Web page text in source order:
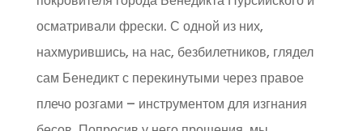
осматривали фрески. С одной из них,
нахмурившись, на нас, безбилетников, глядел
сам Бенедикт с перекинутыми через правое
плечо розгами – инструментом для изгнания